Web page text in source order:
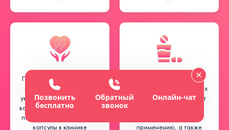
При желании специалист
выполнит кодирование:
уколом или гипнотическим
воздействием на дому, или
подшиванием подкожной
капсулы в клинике
Если процедура
проводилась в домашних
условиях, медик оставит
применению, а также
Позвонить
бесплатно
Обратный
звонок
Онлайн-чат